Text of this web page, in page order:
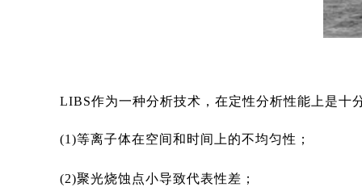
LIBS作为一种分析技术，在定性分析性能上是十
(1)等离子体在空间和时间上的不均匀性；
(2)聚光烧蚀点小导致代表性差；